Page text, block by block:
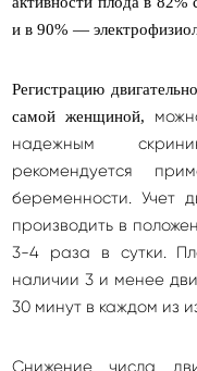
и в 90% —
Регистрацию
самой женщиной,
надежным
рекомендуется
беременности. Учет
производить в
3-4 раза в сутки.
наличии 3 и менее
30 минут в каждом из
Снижение числа